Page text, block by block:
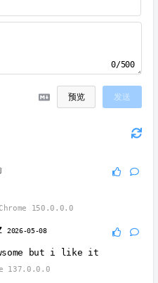
0/500
预览 发送
150.0.0.0
2026-05-08
but i like it
137.0.0.0